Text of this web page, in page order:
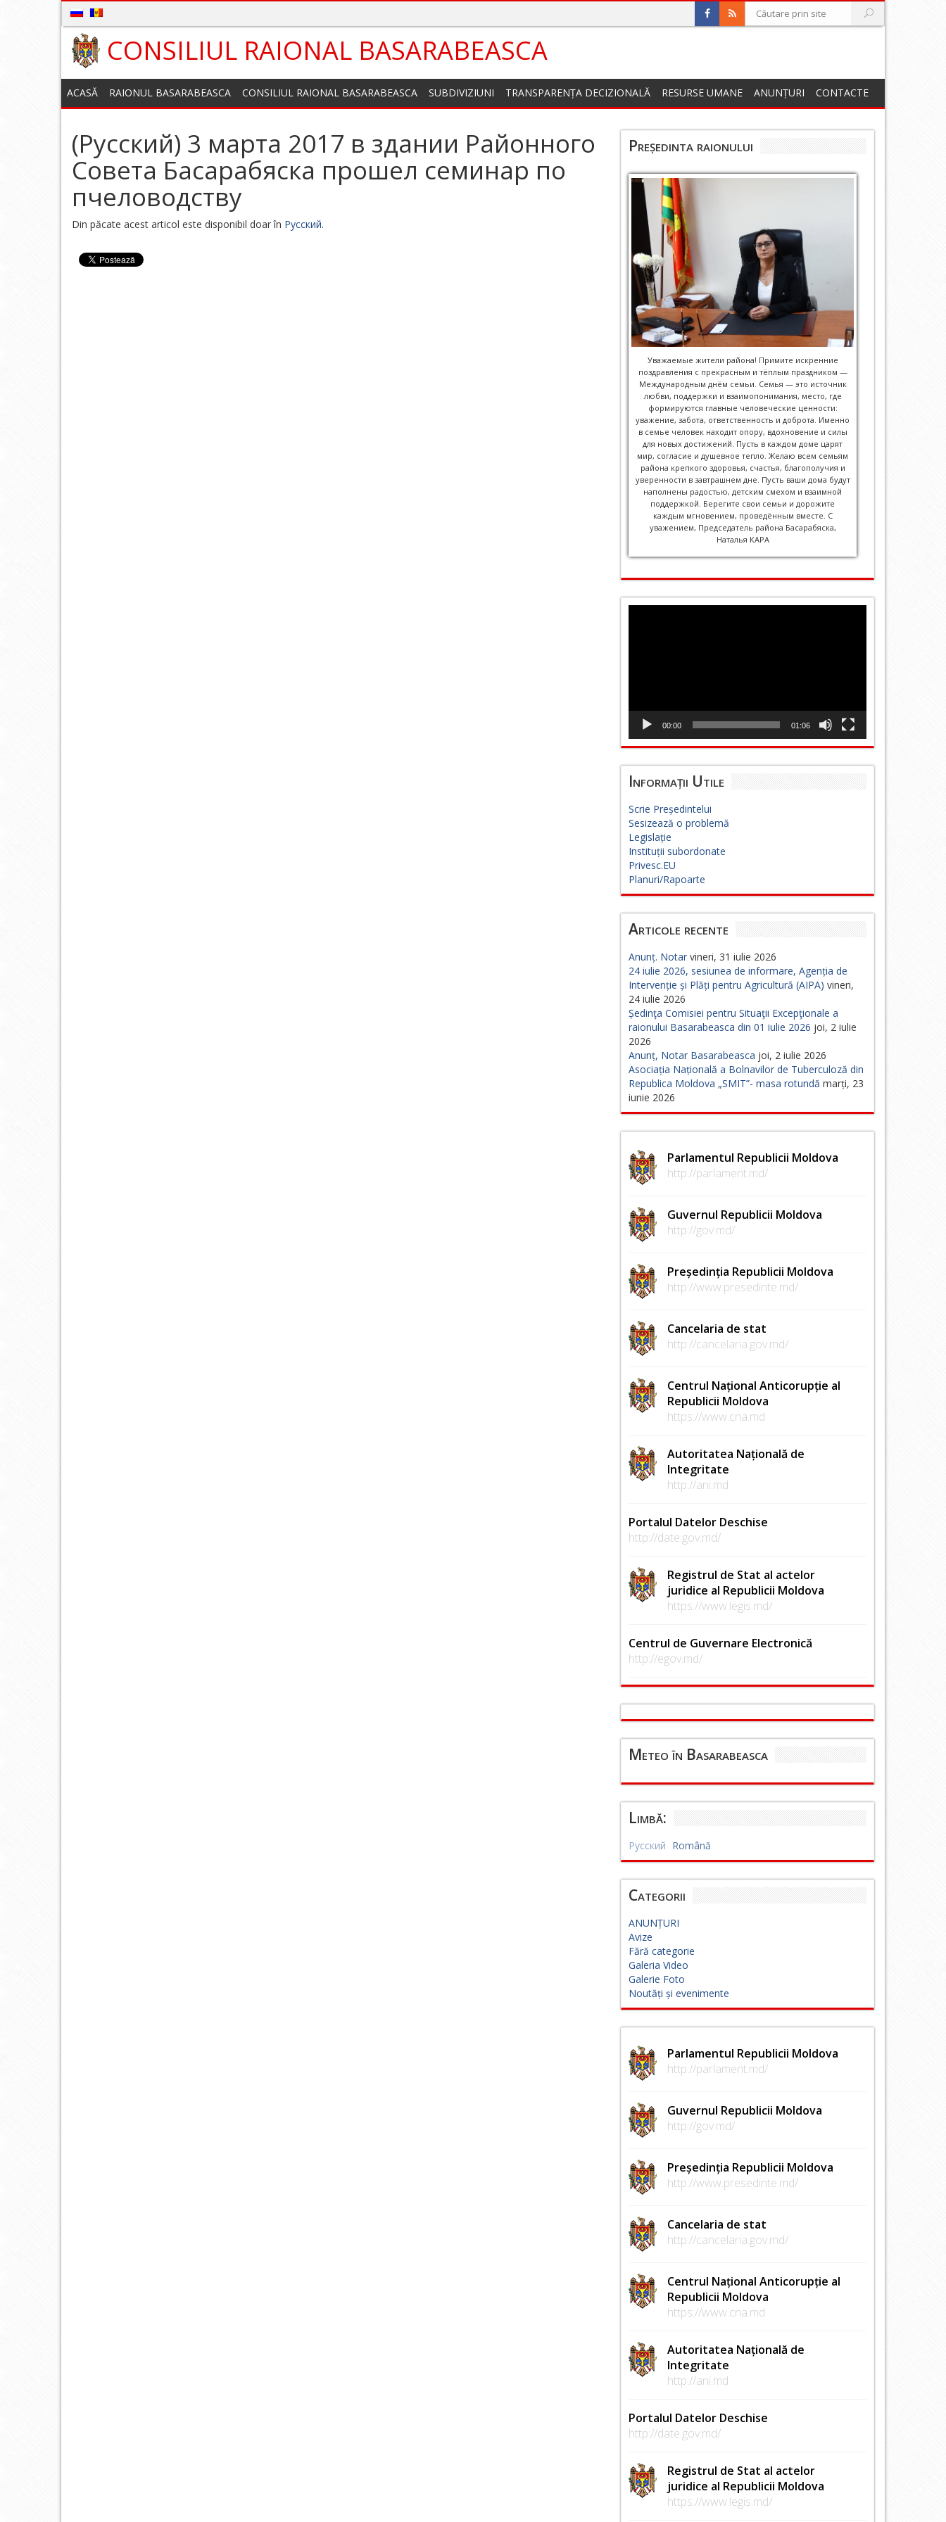
CONSILIUL RAIONAL BASARABEASCA
ACASĂ RAIONUL BASARABEASCA CONSILIUL RAIONAL BASARABEASCA SUBDIVIZIUNI TRANSPARENȚA DECIZIONALĂ RESURSE UMANE ANUNȚURI CONTACTE
(Русский) 3 марта 2017 в здании Районного
Совета Басарабяска прошел семинар по
пчеловодству
Din păcate acest articol este disponibil doar în Русский.
Președinta raionului
Уважаемые жители района! Примите искренние
поздравления с прекрасным и тёплым праздником —
Международным днём семьи. Семья — это источник
любви, поддержки и взаимопонимания, место, где
формируются главные человеческие ценности:
уважение, забота, ответственность и доброта. Именно
в семье человек находит опору, вдохновение и силы
для новых достижений. Пусть в каждом доме царят
мир, согласие и душевное тепло. Желаю всем семьям
района крепкого здоровья, счастья, благополучия и
уверенности в завтрашнем дне. Пусть ваши дома будут
наполнены радостью, детским смехом и взаимной
поддержкой. Берегите свои семьи и дорожите
каждым мгновением, проведённым вместе. С
уважением, Председатель района Басарабяска,
Наталья КАРА
00:00 01:06
Informații Utile
Scrie Președintelui
Sesizează o problemă
Legislație
Instituții subordonate
Privesc.EU
Planuri/Rapoarte
Articole recente
Anunț. Notar vineri, 31 iulie 2026
24 iulie 2026, sesiunea de informare, Agenția de
Intervenție și Plăți pentru Agricultură (AIPA) vineri,
24 iulie 2026
Ședinţa Comisiei pentru Situaţii Excepţionale a
raionului Basarabeasca din 01 iulie 2026 joi, 2 iulie
2026
Anunț, Notar Basarabeasca joi, 2 iulie 2026
Asociația Națională a Bolnavilor de Tuberculoză din
Republica Moldova „SMIT”- masa rotundă marți, 23
iunie 2026
Parlamentul Republicii Moldova
http://parlament.md/
Guvernul Republicii Moldova
http://gov.md/
Președinția Republicii Moldova
http://www.presedinte.md/
Cancelaria de stat
http://cancelaria.gov.md/
Centrul Național Anticorupție al
Republicii Moldova
https://www.cna.md
Autoritatea Națională de
Integritate
http://ani.md
Portalul Datelor Deschise
http://date.gov.md/
Registrul de Stat al actelor
juridice al Republicii Moldova
https://www.legis.md/
Centrul de Guvernare Electronică
http://egov.md/
Meteo în Basarabeasca
Limbă:
Русский Română
Categorii
ANUNȚURI
Avize
Fără categorie
Galeria Video
Galerie Foto
Noutăți și evenimente
Parlamentul Republicii Moldova
http://parlament.md/
Guvernul Republicii Moldova
http://gov.md/
Președinția Republicii Moldova
http://www.presedinte.md/
Cancelaria de stat
http://cancelaria.gov.md/
Centrul Național Anticorupție al
Republicii Moldova
https://www.cna.md
Autoritatea Națională de
Integritate
http://ani.md
Portalul Datelor Deschise
http://date.gov.md/
Registrul de Stat al actelor
juridice al Republicii Moldova
https://www.legis.md/